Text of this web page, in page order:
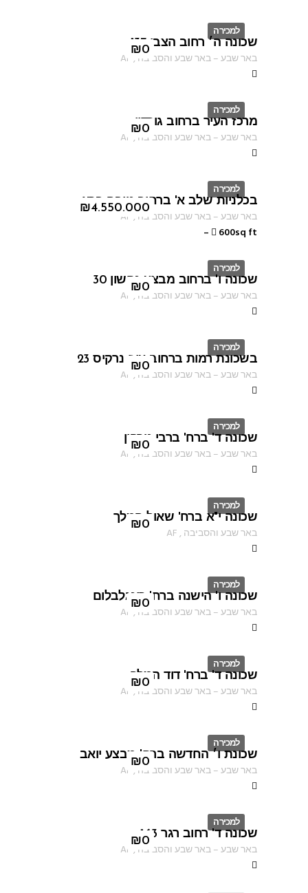
למכירה
ID
₪0
שכונה ה׳ רחוב הצבי 137
באר שבע–באר שבע והסביבה ,
AF
למכירה
ID
₪0
מרכז העיר ברחוב גורדון
באר שבע–באר שבע והסביבה ,
AF
למכירה
ID
₪4.550.000
בכלניות שלב א' ברחוב טובה ברץ
באר שבע–באר שבע והסביבה ,
AF
600sq ft
–
למכירה
ID
₪0
שכונה ו' ברחוב מבצע נחשון 30
באר שבע–באר שבע והסביבה ,
AF
למכירה
ID
₪0
בשכונת רמות ברחוב עוזי נרקיס 23
באר שבע–באר שבע והסביבה ,
AF
למכירה
ID
₪0
שכונה ד' ברח' ברבי טרפון
באר שבע–באר שבע והסביבה ,
AF
למכירה
ID
₪0
שכונה י"א ברח' שאול המלך
באר שבע והסביבה ,
AF
למכירה
ID
₪0
שכונה ו' הישנה ברח' רינגלבלום
באר שבע–באר שבע והסביבה ,
AF
למכירה
ID
₪0
שכונה ד' ברח' דוד המלך
באר שבע–באר שבע והסביבה ,
AF
למכירה
ID
₪0
שכונת ו׳ החדשה ברח' מבצע יואב
באר שבע–באר שבע והסביבה ,
AF
למכירה
ID
₪0
שכונה ד' רחוב רגר 163
באר שבע–באר שבע והסביבה ,
AF